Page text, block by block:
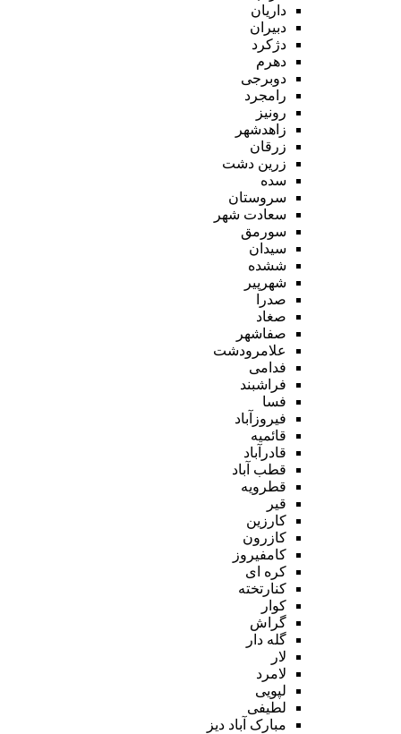
داریان
دبیران
دژکرد
دهرم
دوبرجی
رامجرد
رونیز
زاهدشهر
زرقان
زرین دشت
سده
سروستان
سعادت شهر
سورمق
سیدان
ششده
شهرپیر
صدرا
صغاد
صفاشهر
علامرودشت
فدامی
فراشبند
فسا
فیروزآباد
قائمیه
قادرآباد
قطب آباد
قطرویه
قیر
کارزین
کازرون
کامفیروز
کره ای
کنارتخته
کوار
گراش
گله دار
لار
لامرد
لپویی
لطیفی
مبارک آباد دیز